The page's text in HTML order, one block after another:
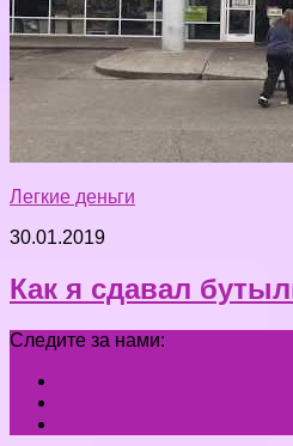
Легкие деньги
30.01.2019
Как я сдавал
Следите за нами: